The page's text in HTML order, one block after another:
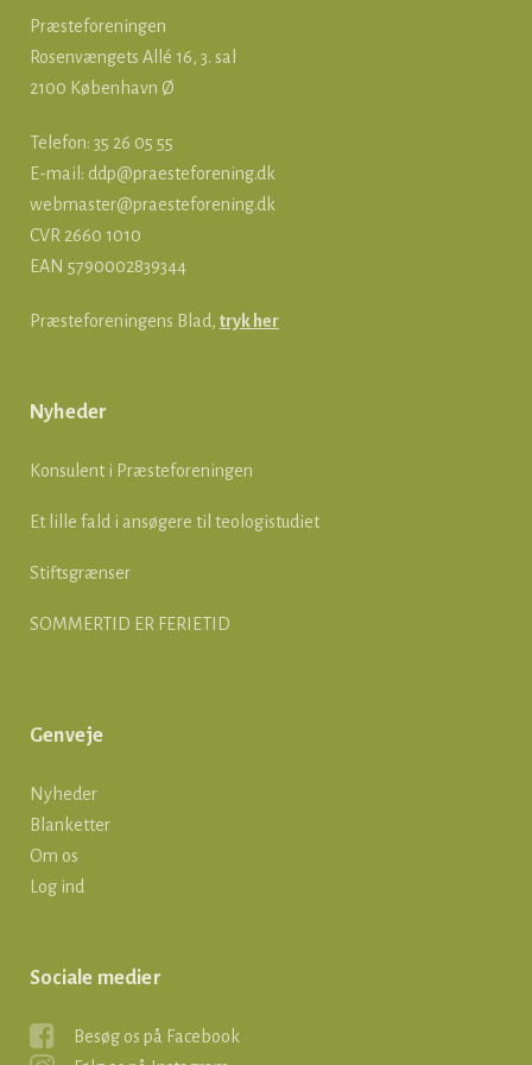
Præsteforeningen
Rosenvængets Allé 16, 3. sal
2100 København Ø
Telefon: 35 26 05 55
E-mail: ddp@praesteforening.dk
webmaster@praesteforening.dk
CVR 2660 1010
EAN 5790002839344
Præsteforeningens Blad, tryk her
Nyheder
Konsulent i Præsteforeningen
Et lille fald i ansøgere til teologistudiet
Stiftsgrænser
SOMMERTID ER FERIETID
Genveje
Nyheder
Blanketter
Om os
Log ind
Sociale medier
Besøg os på Facebook